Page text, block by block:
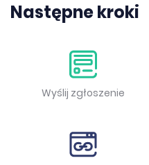
Następne kroki
Wyślij zgłoszenie